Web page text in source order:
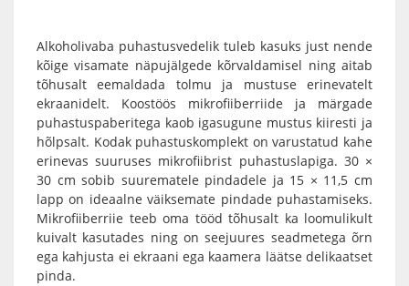
Alkoholivaba puhastusvedelik tuleb kasuks just nende
kõige visamate näpujälgede kõrvaldamisel ning aitab
tõhusalt eemaldada tolmu ja mustuse erinevatelt
ekraanidelt. Koostöös mikrofiiberriide ja märgade
puhastuspaberitega kaob igasugune mustus kiiresti ja
hõlpsalt. Kodak puhastuskomplekt on varustatud kahe
erinevas suuruses mikrofiibrist puhastuslapiga. 30 ×
30 cm sobib suurematele pindadele ja 15 × 11,5 cm
lapp on ideaalne väiksemate pindade puhastamiseks.
Mikrofiiberriie teeb oma tööd tõhusalt ka loomulikult
kuivalt kasutades ning on seejuures seadmetega õrn
ega kahjusta ei ekraani ega kaamera läätse delikaatset
pinda.